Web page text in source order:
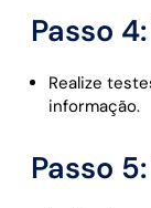
Passo
Realize
informação.
Passo